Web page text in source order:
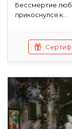
Бессмертие
прикоснулся к...